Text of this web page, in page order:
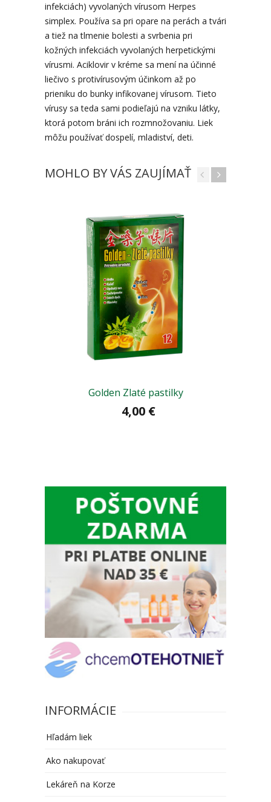
infekciách) vyvolaných vírusom Herpes
simplex. Používa sa pri opare na perách a tvári
a tiež na tlmenie bolesti a svrbenia pri
kožných infekciách vyvolaných herpetickými
vírusmi. Aciklovir v kréme sa mení na účinné
liečivo s protivírusovým účinkom až po
prieniku do bunky infikovanej vírusom. Tieto
vírusy sa teda sami podieľajú na vzniku látky,
ktorá potom bráni ich rozmnožovaniu. Liek
môžu používať dospelí, mladiství, deti.
MOHLO BY VÁS ZAUJÍMAŤ
Golden Zlaté pastilky
4,00 €
INFORMÁCIE
Hľadám liek
Ako nakupovať
Lekáreň na Korze